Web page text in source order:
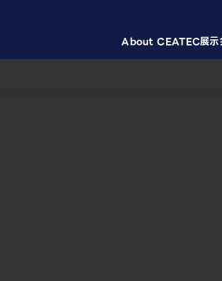
About CEATEC展